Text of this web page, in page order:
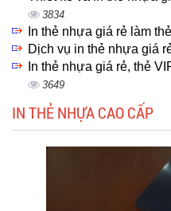
3834
In thẻ nhựa giá rẻ làm
Dịch vụ in thẻ nhựa giá
In thẻ nhựa giá rẻ, thẻ
3649
IN THẺ NHỰA CAO CẤP